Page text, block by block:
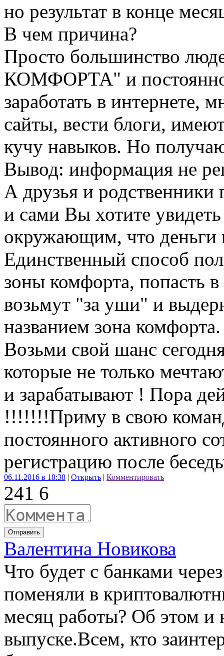
но результат в конце
В чем причина?
Просто большинство
КОМФОРТА" и
заработать в интернете,
сайты, вести блоги,
кучу навыков. Но
Вывод: информация не
А друзья и родственники
и сами Вы хотите увидеть
окружающим, что деньги
Единственный способ
зоны комфорта, попасть в
возьмут "за уши" и
названием зона комфорта.
Возьми свой шанс
которые не только
и зарабатывают ! Пора
!!!!!!!Приму в свою
постоянного активного
регистрацию после
06.11.2016 в 18:38 | Открыть | Комментировать
241 6
Отправить
Валентина Новикова
Что будет с банками
поменяли в
месяц работы? Об этом и
выпуске.Всем, кто